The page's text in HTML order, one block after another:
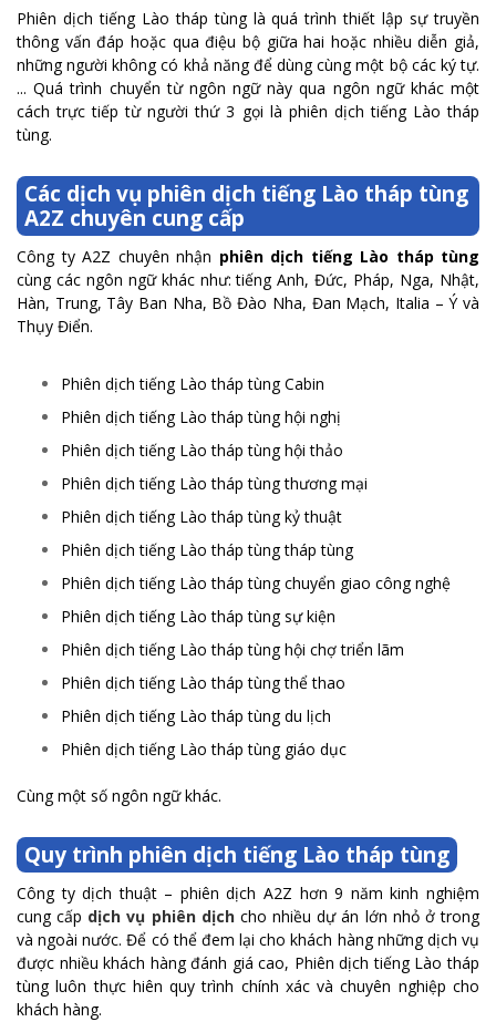
Phiên dịch tiếng Lào tháp tùng là quá trình thiết lập sự truyền
thông vấn đáp hoặc qua điệu bộ giữa hai hoặc nhiều diễn giả,
những người không có khả năng để dùng cùng một bộ các ký tự.
... Quá trình chuyển từ ngôn ngữ này qua ngôn ngữ khác một
cách trực tiếp từ người thứ 3 gọi là phiên dịch tiếng Lào tháp
tùng.
Các dịch vụ phiên dịch tiếng Lào tháp tùng
A2Z chuyên cung cấp
Công ty A2Z chuyên nhận phiên dịch tiếng Lào tháp tùng
cùng các ngôn ngữ khác như: tiếng Anh, Đức, Pháp, Nga, Nhật,
Hàn, Trung, Tây Ban Nha, Bồ Đào Nha, Đan Mạch, Italia – Ý và
Thụy Điển.
Phiên dịch tiếng Lào tháp tùng Cabin
Phiên dịch tiếng Lào tháp tùng hội nghị
Phiên dịch tiếng Lào tháp tùng hội thảo
Phiên dịch tiếng Lào tháp tùng thương mại
Phiên dịch tiếng Lào tháp tùng kỷ thuật
Phiên dịch tiếng Lào tháp tùng tháp tùng
Phiên dịch tiếng Lào tháp tùng chuyển giao công nghệ
Phiên dịch tiếng Lào tháp tùng sự kiện
Phiên dịch tiếng Lào tháp tùng hội chợ triển lãm
Phiên dịch tiếng Lào tháp tùng thể thao
Phiên dịch tiếng Lào tháp tùng du lịch
Phiên dịch tiếng Lào tháp tùng giáo dục
Cùng một số ngôn ngữ khác.
Quy trình phiên dịch tiếng Lào tháp tùng
Công ty dịch thuật – phiên dịch A2Z hơn 9 năm kinh nghiệm
cung cấp dịch vụ phiên dịchcho nhiều dự án lớn nhỏ ở trong
và ngoài nước. Để có thể đem lại cho khách hàng những dịch vụ
được nhiều khách hàng đánh giá cao, Phiên dịch tiếng Lào tháp
tùng luôn thực hiên quy trình chính xác và chuyên nghiệp cho
khách hàng.